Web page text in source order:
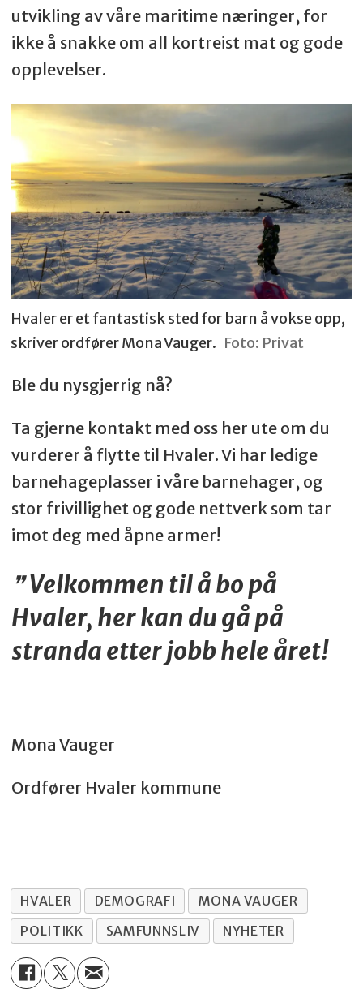
utvikling av våre maritime næringer, for
ikke å snakke om all kortreist mat og gode
opplevelser.
Hvaler er et fantastisk sted for barn å vokse opp,
skriver ordfører Mona Vauger. Foto: Privat
Ble du nysgjerrig nå?
Ta gjerne kontakt med oss her ute om du
vurderer å flytte til Hvaler. Vi har ledige
barnehageplasser i våre barnehager, og
stor frivillighet og gode nettverk som tar
imot deg med åpne armer!
Velkommen til å bo på
Hvaler, her kan du gå på
stranda etter jobb hele året!
Mona Vauger
Ordfører Hvaler kommune
HVALER DEMOGRAFI
MONA VAUGER
POLITIKK
SAMFUNNSLIV NYHETER